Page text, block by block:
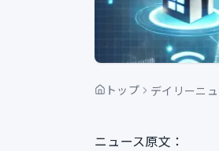
トップ デイリーニ
ニュース原文：